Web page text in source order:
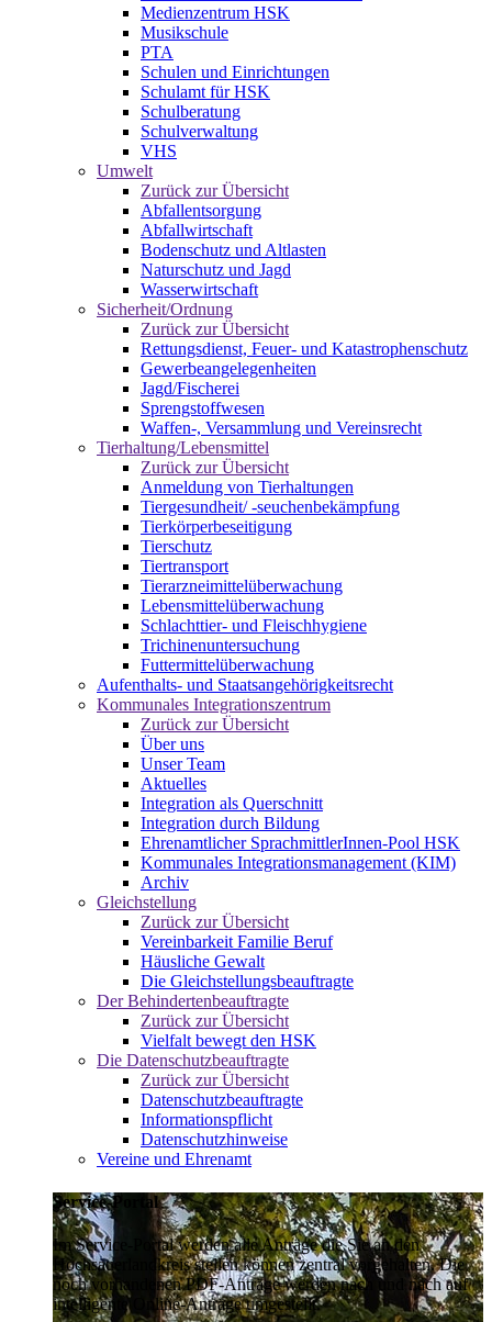
Medienzentrum HSK
Musikschule
PTA
Schulen und Einrichtungen
Schulamt für HSK
Schulberatung
Schulverwaltung
VHS
Umwelt
Zurück zur Übersicht
Abfallentsorgung
Abfallwirtschaft
Bodenschutz und Altlasten
Naturschutz und Jagd
Wasserwirtschaft
Sicherheit/Ordnung
Zurück zur Übersicht
Rettungsdienst, Feuer- und Katastrophenschutz
Gewerbeangelegenheiten
Jagd/Fischerei
Sprengstoffwesen
Waffen-, Versammlung und Vereinsrecht
Tierhaltung/Lebensmittel
Zurück zur Übersicht
Anmeldung von Tierhaltungen
Tiergesundheit/ -seuchenbekämpfung
Tierkörperbeseitigung
Tierschutz
Tiertransport
Tierarzneimittelüberwachung
Lebensmittelüberwachung
Schlachttier- und Fleischhygiene
Trichinenuntersuchung
Futtermittelüberwachung
Aufenthalts- und Staatsangehörigkeitsrecht
Kommunales Integrationszentrum
Zurück zur Übersicht
Über uns
Unser Team
Aktuelles
Integration als Querschnitt
Integration durch Bildung
Ehrenamtlicher SprachmittlerInnen-Pool HSK
Kommunales Integrationsmanagement (KIM)
Archiv
Gleichstellung
Zurück zur Übersicht
Vereinbarkeit Familie Beruf
Häusliche Gewalt
Die Gleichstellungsbeauftragte
Der Behindertenbeauftragte
Zurück zur Übersicht
Vielfalt bewegt den HSK
Die Datenschutzbeauftragte
Zurück zur Übersicht
Datenschutzbeauftragte
Informationspflicht
Datenschutzhinweise
Vereine und Ehrenamt
Service-Portal
Im Service-Portal werden alle Anträge die Sie an den
Hochsauerlandkreis stellen können zentral vorgehalten. Die
noch vorhandenen PDF-Anträge werden nach und nach auf
intelligente Online-Anträge umgestellt.